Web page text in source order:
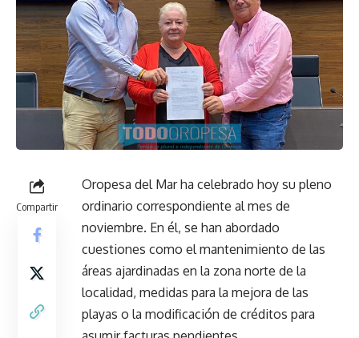
Compartir
Oropesa del Mar ha celebrado hoy su pleno
ordinario correspondiente al mes de
noviembre. En él, se han abordado
cuestiones como el mantenimiento de las
áreas ajardinadas en la zona norte de la
localidad, medidas para la mejora de las
playas o la modificación de créditos para